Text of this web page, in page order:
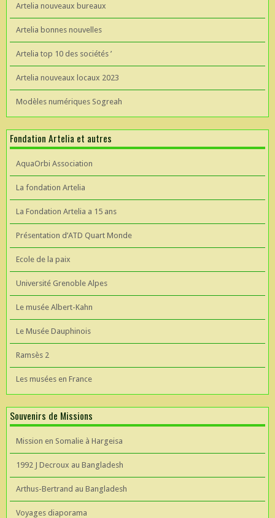
Artelia nouveaux bureaux
Artelia bonnes nouvelles
Artelia top 10 des sociétés ’
Artelia nouveaux locaux 2023
Modèles numériques Sogreah
Fondation Artelia et autres
AquaOrbi Association
La fondation Artelia
La Fondation Artelia a 15 ans
Présentation d’ATD Quart Monde
Ecole de la paix
Université Grenoble Alpes
Le musée Albert-Kahn
Le Musée Dauphinois
Ramsès 2
Les musées en France
Souvenirs de Missions
Mission en Somalie à Hargeisa
1992 J Decroux au Bangladesh
Arthus-Bertrand au Bangladesh
Voyages diaporama